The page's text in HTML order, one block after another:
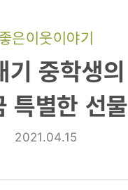
은이웃이야기
기 중학생의
특별한 선물
2021.04.15